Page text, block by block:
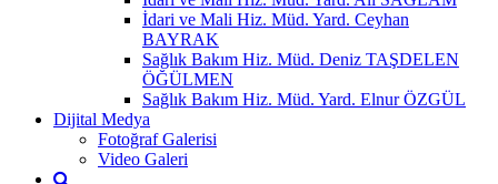
İdari ve Mali Hiz. Müd. Yard. Ceyhan
BAYRAK
Sağlık Bakım Hiz. Müd. Deniz TAŞDELEN
ÖĞÜLMEN
Sağlık Bakım Hiz. Müd. Yard. Elnur ÖZGÜL
Dijital Medya
Fotoğraf Galerisi
Video Galeri